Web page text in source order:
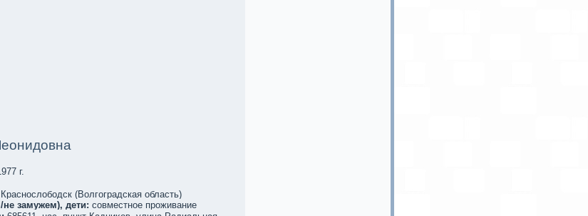
г.
(Волгоградскaя область)
замужем), дети: совместное проживание